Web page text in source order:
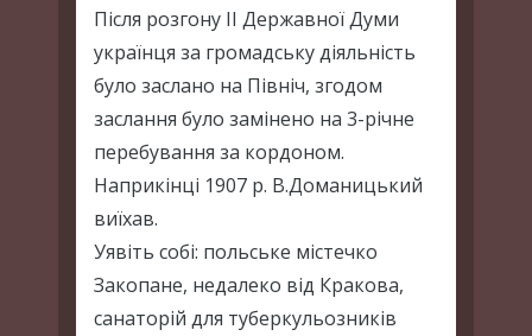
Після розгону ІІ Державної Думи
українця за громадську діяльність
було заслано на Північ, згодом
заслання було замінено на 3-річне
перебування за кордоном.
Наприкінці 1907 р. В.Доманицький
виїхав.
Уявіть собі: польське містечко
Закопане, недалеко від Кракова,
санаторій для туберкульозників